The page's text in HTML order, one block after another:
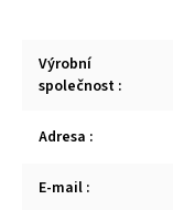
Výrobní
společnost :
Adresa :
E-mail :